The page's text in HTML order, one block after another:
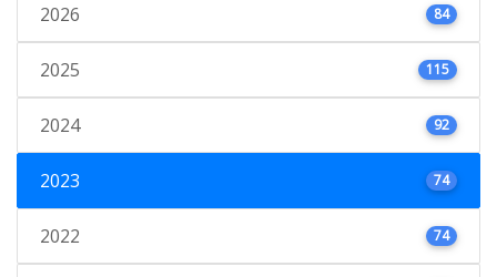
2026 84
2025 115
2024 92
2023 74
2022 74